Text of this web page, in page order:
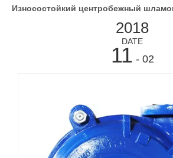
Износостойкий центробежный
2018
DATE
11 - 02